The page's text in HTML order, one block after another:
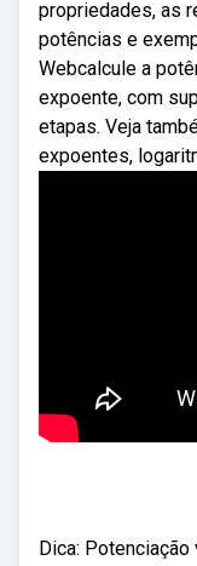
propriedades, as
potências e
Webcalcule a
expoente, com
etapas. Veja
expoentes,
Dica: